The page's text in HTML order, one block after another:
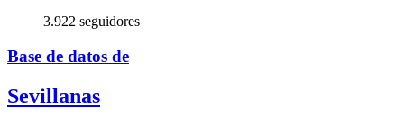
3.922 seguidores
Base de datos de
Sevillanas